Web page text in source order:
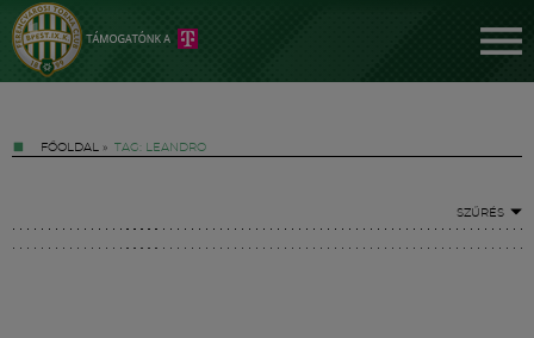
FŐOLDAL » TAG: LEANDRO
SZŰRÉS